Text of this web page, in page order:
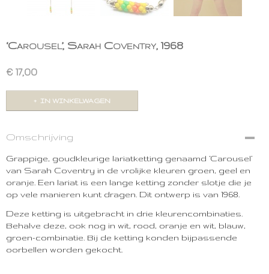
‘Carousel’, Sarah Coventry, 1968
€ 17,00
IN WINKELWAGEN
Omschrijving
Grappige, goudkleurige lariatketting genaamd ‘Carousel’
van Sarah Coventry in de vrolijke kleuren groen, geel en
oranje. Een lariat is een lange ketting zonder slotje die je
op vele manieren kunt dragen. Dit ontwerp is van 1968.
Deze ketting is uitgebracht in drie kleurencombinaties.
Behalve deze, ook nog in wit, rood, oranje en wit, blauw,
groen-combinatie. Bij de ketting konden bijpassende
oorbellen worden gekocht.